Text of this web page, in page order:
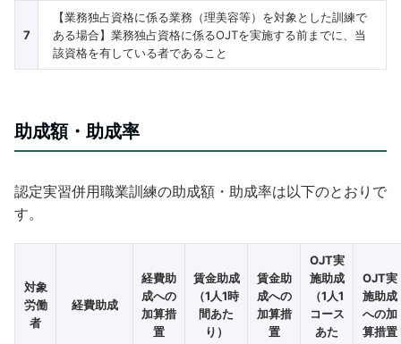
7
【業務独占資格に係る業務（理美容等）を対象とした訓練で
ある場合】業務独占資格に係るOJTを実施する前までに、当
該資格を有している者であること
助成額・助成率
認定実習併用職業訓練の助成額・助成率は以下のとおりで
す。
対象
労働
者
経費助成
経費助
成への
加算措
置
賃金助成
（1人1時
間あた
り）
賃金助
成への
加算措
置
OJT実
施助成
（1人1
コース
あた
OJT実
施助成
への加
算措置